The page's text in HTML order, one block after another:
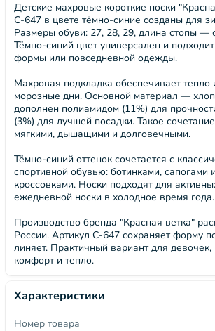
Детские махровые короткие носки
С-647 в цвете тёмно-синие созданы для
Размеры обуви: 27, 28, 29, длина стопы —
Тёмно-синий цвет универсален и
формы или повседневной одежды.
Махровая подкладка обеспечивает
морозные дни. Основной материал —
дополнен полиамидом (11%) для
(3%) для лучшей посадки. Такое
мягкими, дышащими и долговечными.
Тёмно-синий оттенок сочетается с
спортивной обувью: ботинками, сапогами
кроссовками. Носки подходят для
ежедневной носки в холодное время года.
Производство бренда "Красная ветка"
России. Артикул С-647 сохраняет форму
линяет. Практичный вариант для девочек,
комфорт и тепло.
Характеристики
Номер товара